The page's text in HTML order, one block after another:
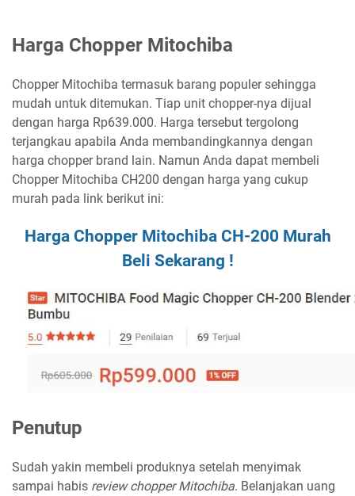
Harga Chopper Mitochiba
Chopper Mitochiba termasuk barang populer sehingga
mudah untuk ditemukan. Tiap unit chopper-nya dijual
dengan harga Rp639.000. Harga tersebut tergolong
terjangkau apabila Anda membandingkannya dengan
harga chopper brand lain. Namun Anda dapat membeli
Chopper Mitochiba CH200 dengan harga yang cukup
murah pada link berikut ini:
Harga Chopper Mitochiba CH-200 Murah
Beli Sekarang !
Penutup
Sudah yakin membeli produknya setelah menyimak
sampai habis review chopper Mitochiba. Belanjakan uang